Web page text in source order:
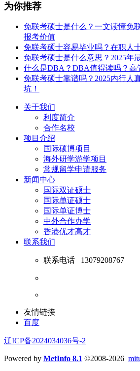
为你推荐
免联考硕士是什么？一文读懂免
报考价值
免联考硕士容易毕业吗？在职人
免联考硕士是什么意思？2025年
什么是DBA？DBA值得读吗？高
免联考硕士靠谱吗？2025内行人
坑！
关于我们
利度简介
合作名校
项目介绍
国际硕博项目
海外研学游学项目
常规留学申请服务
新闻中心
国际双证硕士
国际单证硕士
国际单证博士
中外合作办学
香港优才高才
联系我们
联系电话 13079208767
友情链接
百度
辽ICP备2024034036号-2
Powered by MetInfo 8.1 ©2008-2026